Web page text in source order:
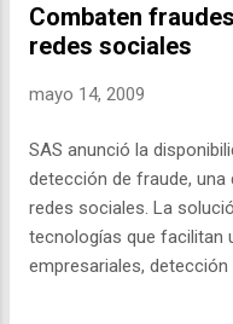
consejos
ha
curso
que la
Combaten
redes sociales
mayo 14, 2009
SAS anunció la
detección de fraude,
redes sociales. La
tecnologías que facilitan
empresariales,